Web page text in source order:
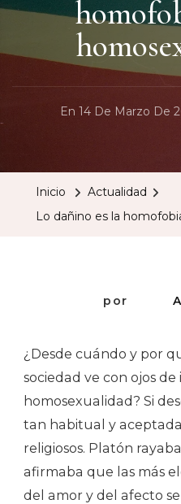
En 14 De Marzo De
Inicio
Actualidad
Lo dañino es la
por
¿Desde cuándo y por
sociedad ve con ojos
homosexualidad? Si
tan habitual y
religiosos. Platón
afirmaba que las más
del amor y del afecto